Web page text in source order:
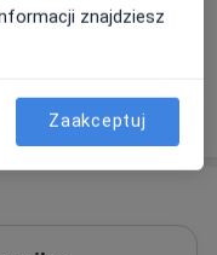
znajdziesz
Zaakceptuj